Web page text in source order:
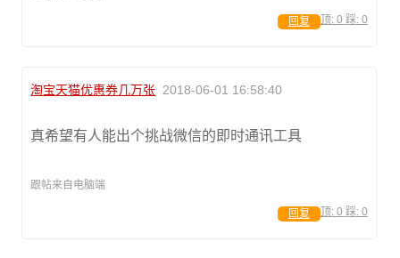
顶: 0 踩: 0
回复
淘宝天猫优惠券几万张 2018-06-01 16:58:40
真希望有人能出个挑战微信的即时通讯工具
跟帖来自电脑端
顶: 0 踩: 0
回复